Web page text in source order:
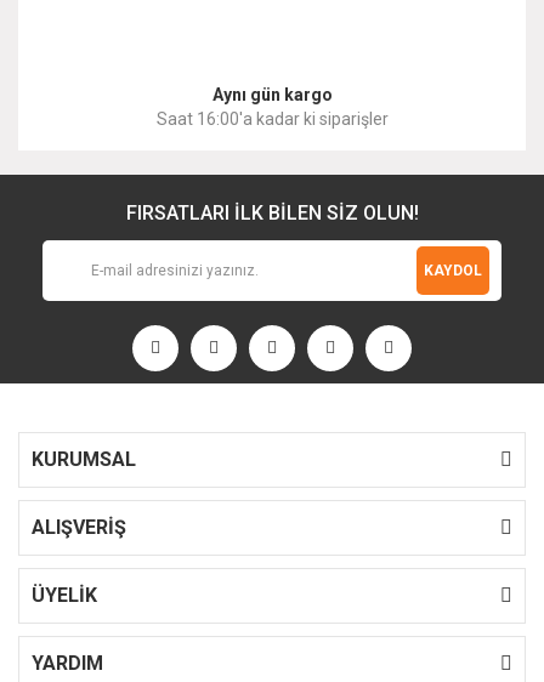
Aynı gün kargo
Saat 16:00'a kadar ki siparişler
FIRSATLARI İLK BİLEN SİZ OLUN!
KAYDOL
KURUMSAL
ALIŞVERİŞ
ÜYELİK
YARDIM